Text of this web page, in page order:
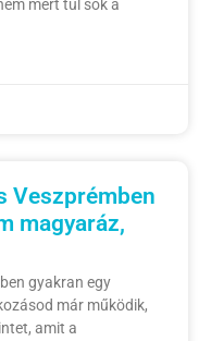
mert túl sok a
Veszprémben
magyaráz,
gyakran egy
már működik,
amit a